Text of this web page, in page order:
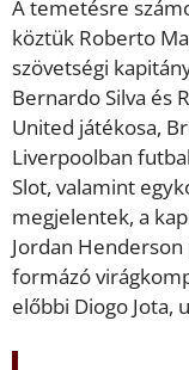
A temetésre
köztük Roberto
szövetségi
Bernardo Silva és
United játékosa,
Liverpoolban
Slot, valamint
megjelentek, a
Jordan
formázó
előbbi Diogo Jota,